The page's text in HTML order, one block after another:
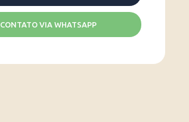
CONTATO VIA WHATSAPP